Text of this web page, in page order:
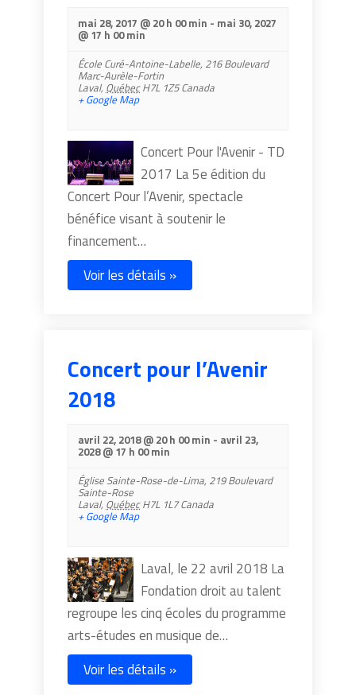
mai 28, 2017 @ 20 h 00 min - mai 30, 2027
@ 17 h 00 min
École Curé-Antoine-Labelle, 216 Boulevard
Marc-Aurèle-Fortin
Laval, Québec H7L 1Z5 Canada
+ Google Map
Concert Pour l'Avenir - TD
2017 ​La 5e édition du
Concert Pour l’Avenir, spectacle
bénéfice visant à soutenir le
financement…
Voir les détails »
Concert pour l’Avenir
2018
avril 22, 2018 @ 20 h 00 min - avril 23,
2028 @ 17 h 00 min
Église Sainte-Rose-de-Lima, 219 Boulevard
Sainte-Rose
Laval, Québec H7L 1L7 Canada
+ Google Map
Laval, le 22 avril 2018 La
Fondation droit au talent
regroupe les cinq écoles du programme
arts-études en musique de…
Voir les détails »